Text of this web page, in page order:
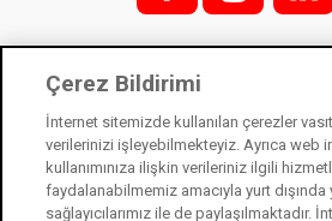
Kale Kilit est une filiale de Kale Industry
Çerez Bildirimi
İnternet sitemizde kullanılan çerezler
verilerinizi işleyebilmekteyiz. Ayrıca web
kullanımınıza ilişkin verileriniz ilgili
faydalanabilmemiz amacıyla yurt
sağlayıcılarımız ile de paylaşılmaktadır.